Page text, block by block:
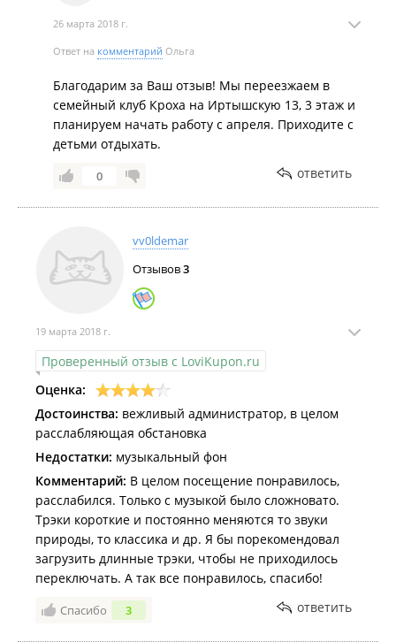
26 марта 2018 г.
Ответ на комментарий Ольга
Благодарим за Ваш отзыв! Мы переезжаем в
семейный клуб Кроха на Иртышскую 13, 3 этаж и
планируем начать работу с апреля. Приходите с
детьми отдыхать.
0 ответить
vv0ldemar
Отзывов3
19 марта 2018 г.
Проверенный отзыв с LoviKupon.ru
Оценка:
Достоинства: вежливый администратор, в целом
расслабляющая обстановка
Недостатки: музыкальный фон
Комментарий: В целом посещение понравилось,
расслабился. Только с музыкой было сложновато.
Трэки короткие и постоянно меняются то звуки
природы, то классика и др. Я бы порекомендовал
загрузить длинные трэки, чтобы не приходилось
переключать. А так все понравилось, спасибо!
Спасибо 3 ответить